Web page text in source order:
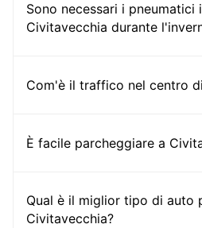
Sono necessari i pneumatici
Civitavecchia durante
Com'è il traffico nel centro
È facile parcheggiare a
Qual è il miglior tipo di auto
Civitavecchia?